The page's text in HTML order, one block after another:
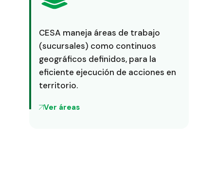
CESA maneja áreas de trabajo
(sucursales) como continuos
geográficos definidos, para la
eficiente ejecución de acciones en
territorio.
Ver áreas